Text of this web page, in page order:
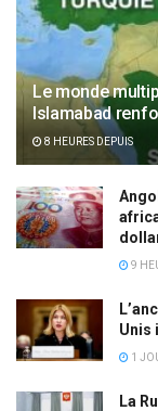
Le monde
Islamabad
8 HEURES DEPUIS
9
Unis
1
La